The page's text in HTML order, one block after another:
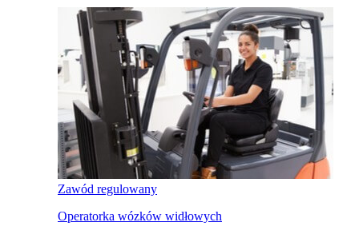
Zawód regulowany
Operatorka wózków widłowych